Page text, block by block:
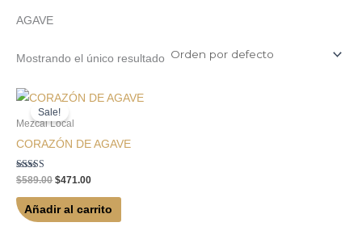
AGAVE
Mostrando el único resultado
Sale!
Mezcal Local
CORAZÓN DE AGAVE
Valorado en
5.00
de 5
$589.00
Original
price
was:
$471.00
Current
Añadir al carrito